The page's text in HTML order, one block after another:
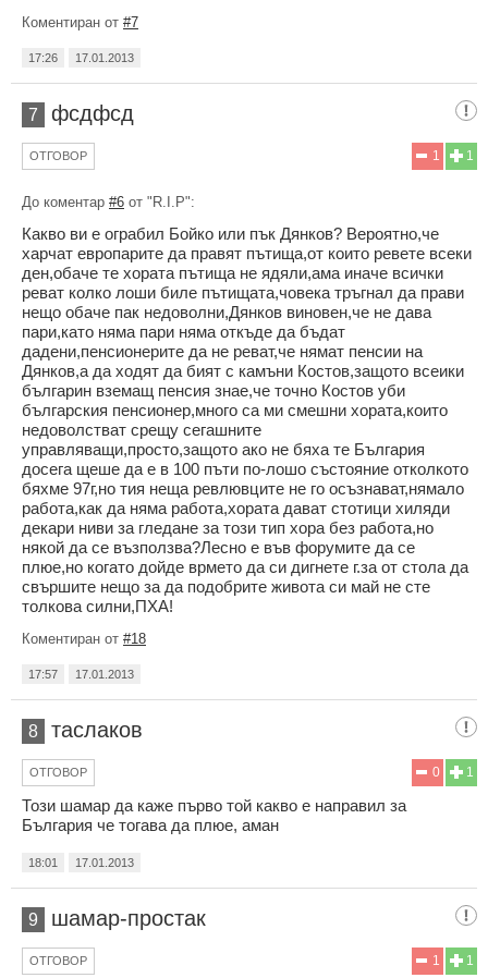
Коментиран от #7
17:26 17.01.2013
7 фсдфсд
1
1
ОТГОВОР
До коментар #6 от "R.I.P":
Какво ви е ограбил Бойко или пък Дянков? Вероятно,че
харчат европарите да правят пътища,от които ревете всеки
ден,обаче те хората пътища не ядяли,ама иначе всички
реват колко лоши биле пътищата,човека тръгнал да прави
нещо обаче пак недоволни,Дянков виновен,че не дава
пари,като няма пари няма откъде да бъдат
дадени,пенсионерите да не реват,че нямат пенсии на
Дянков,а да ходят да бият с камъни Костов,защото всеики
българин вземащ пенсия знае,че точно Костов уби
българския пенсионер,много са ми смешни хората,които
недоволстват срещу сегашните
управляващи,просто,защото ако не бяха те България
досега щеше да е в 100 пъти по-лошо състояние отколкото
бяхме 97г,но тия неща ревлювците не го осъзнават,нямало
работа,как да няма работа,хората дават стотици хиляди
декари ниви за гледане за този тип хора без работа,но
някой да се възползва?Лесно е във форумите да се
плюе,но когато дойде врмето да си дигнете г.за от стола да
свършите нещо за да подобрите живота си май не сте
толкова силни,ПХА!
Коментиран от #18
17:57 17.01.2013
8 таслаков
1
0
ОТГОВОР
Този шамар да каже първо той какво е направил за
България че тогава да плюе, аман
18:01 17.01.2013
9 шамар-простак
1
1
ОТГОВОР